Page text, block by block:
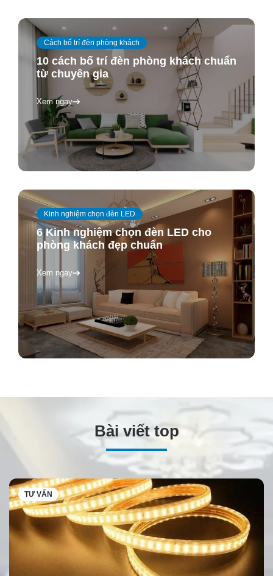
Cách bố trí đèn phòng khách
10 cách bố trí đèn phòng khách chuẩn
từ chuyên gia
Xem ngay
Kinh nghiệm chọn đèn LED
6 Kinh nghiệm chọn đèn LED cho
phòng khách đẹp chuẩn
Xem ngay
Bài viết top
TƯ VẤN